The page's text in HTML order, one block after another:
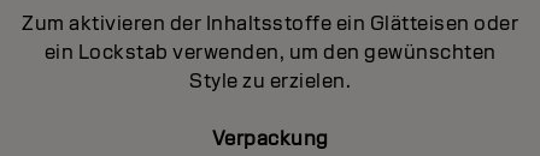
Zum aktivieren der Inhaltsstoffe ein Glätteisen oder
ein Lockstab verwenden, um den gewünschten
Style zu erzielen.
Verpackung